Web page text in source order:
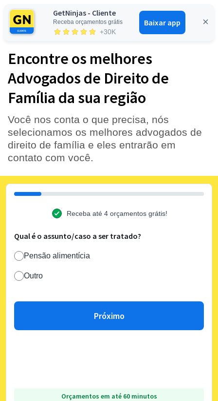
GetNinjas - Cliente
Receba orçamentos grátis
+30K
Baixar app
Entrar
Encontre os melhores
Advogados de Direito de
Família da sua região
Você nos conta o que precisa, nós
selecionamos os melhores advogados de
direito de família e eles entrarão em
contato com você.
Receba até 4 orçamentos grátis!
Qual é o assunto/caso a ser tratado?
Pensão alimentícia
Outro
Próximo
Orçamentos em até 60 minutos